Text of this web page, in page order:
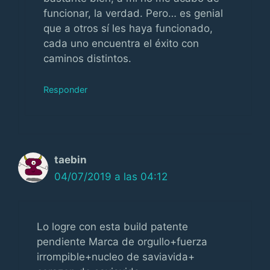
funcionar, la verdad. Pero… es genial
que a otros sí les haya funcionado,
cada uno encuentra el éxito con
caminos distintos.
Responder
taebin
04/07/2019 a las 04:12
Lo logre con esta build patente
pendiente Marca de orgullo+fuerza
irrompible+nucleo de saviavida+